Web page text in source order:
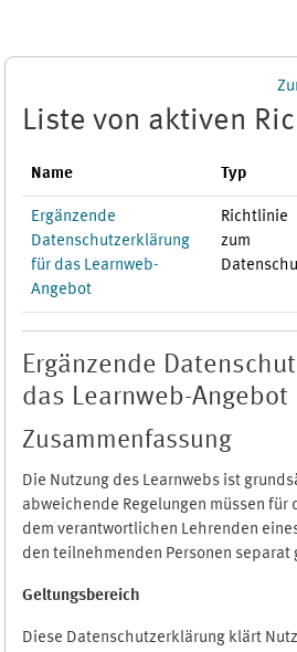
Liste von aktiven
Name Typ
Ergänzende
Datenschutzerklärung
für das Learnweb-
Angebot
Richtlinie
zum
Ergänzende
das Learnweb-Angebot
Zusammenfassung
Die Nutzung des Learnwebs ist
abweichende Regelungen müssen für
dem verantwortlichen Lehrenden
den teilnehmenden Personen separat
Geltungsbereich
Diese Datenschutzerklärung klärt